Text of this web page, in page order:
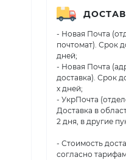
- Новая Почта
почтомат). Срок
дней;
- Новая Почта
доставка). Срок
х дней;
- УкрПочта
Доставка в
2 дня, в другие
- Стоимость
согласно